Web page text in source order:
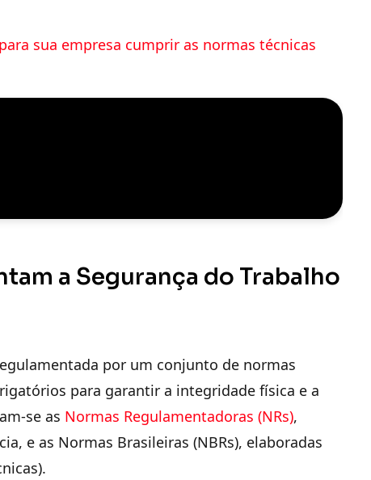
sua empresa cumprir as normas técnicas
a Segurança do Trabalho
por um conjunto de normas
para garantir a integridade física e a
se as Normas Regulamentadoras (NRs),
e as Normas Brasileiras (NBRs), elaboradas